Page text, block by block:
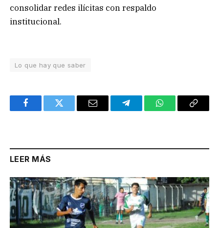
consolidar redes ilícitas con respaldo
institucional.
Lo que hay que saber
FacebookTwitter Email TelegramWhatsAppCopy
LEER MÁS